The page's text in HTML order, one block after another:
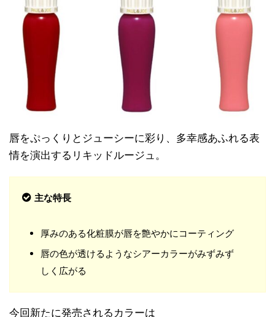
唇をぷっくりとジューシーに彩り、多幸感あふれる表
情を演出するリキッドルージュ。
主な特長
厚みのある化粧膜が唇を艶やかにコーティング
唇の色が透けるようなシアーカラーがみずみず
しく広がる
今回新たに発売されるカラーは